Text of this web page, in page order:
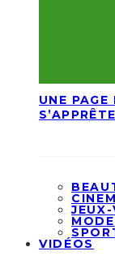
UNE
MODE
VIDÉOS